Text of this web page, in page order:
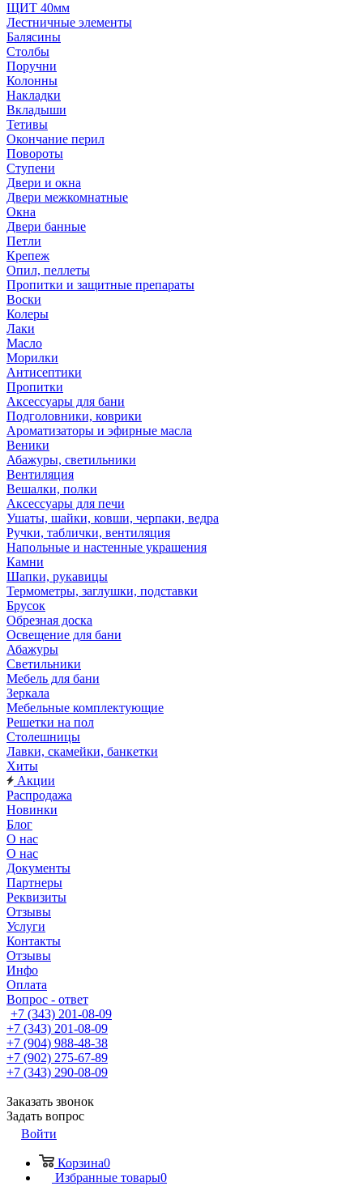
ЩИТ 40мм
Лестничные элементы
Балясины
Столбы
Поручни
Колонны
Накладки
Вкладыши
Тетивы
Окончание перил
Повороты
Ступени
Двери и окна
Двери межкомнатные
Окна
Двери банные
Петли
Крепеж
Опил, пеллеты
Пропитки и защитные препараты
Воски
Колеры
Лаки
Масло
Морилки
Антисептики
Пропитки
Аксессуары для бани
Подголовники, коврики
Ароматизаторы и эфирные масла
Веники
Абажуры, светильники
Вентиляция
Вешалки, полки
Аксессуары для печи
Ушаты, шайки, ковши, черпаки, ведра
Ручки, таблички, вентиляция
Напольные и настенные украшения
Камни
Шапки, рукавицы
Термометры, заглушки, подставки
Брусок
Обрезная доска
Освещение для бани
Абажуры
Светильники
Мебель для бани
Зеркала
Мебельные комплектующие
Решетки на пол
Столешницы
Лавки, скамейки, банкетки
Хиты
Акции
Распродажа
Новинки
Блог
О нас
О нас
Документы
Партнеры
Реквизиты
Отзывы
Услуги
Контакты
Отзывы
Инфо
Оплата
Вопрос - ответ
+7 (343) 201-08-09
+7 (343) 201-08-09
+7 (904) 988-48-38
+7 (902) 275-67-89
+7 (343) 290-08-09
Заказать звонок
Задать вопрос
Войти
Корзина0
Избранные товары0